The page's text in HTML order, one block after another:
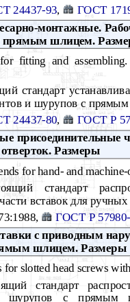
24437-93 ГОСТ
монтажные.
прямым шлицем.
fitting and
стандарт
и шурупов с
24437-80, ГОСТ Р
присоединительные
Размеры
for hand- and
стандарт
вставок для
ГОСТ Р
с приводным
шлицем. Размеры
for slotted head screws
стандарт
шурупов с прямым